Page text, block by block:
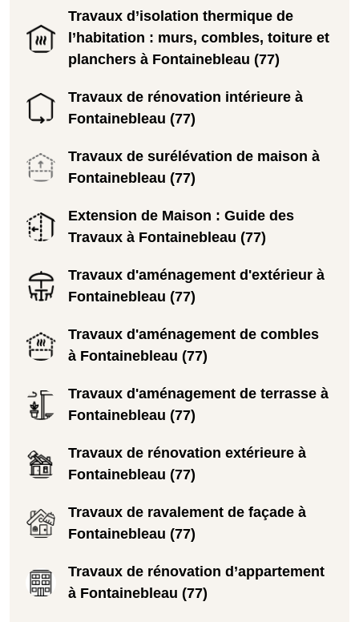
Travaux d’isolation thermique de
l’habitation : murs, combles, toiture et
planchers à Fontainebleau (77)
Travaux de rénovation intérieure à
Fontainebleau (77)
Travaux de surélévation de maison à
Fontainebleau (77)
Extension de Maison : Guide des
Travaux à Fontainebleau (77)
Travaux d'aménagement d'extérieur à
Fontainebleau (77)
Travaux d'aménagement de combles
à Fontainebleau (77)
Travaux d'aménagement de terrasse à
Fontainebleau (77)
Travaux de rénovation extérieure à
Fontainebleau (77)
Travaux de ravalement de façade à
Fontainebleau (77)
Travaux de rénovation d’appartement
à Fontainebleau (77)